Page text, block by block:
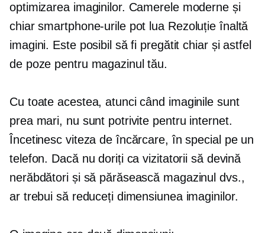
optimizarea imaginilor. Camerele moderne și
chiar smartphone-urile pot lua Rezoluție înaltă
imagini. Este posibil să fi pregătit chiar și astfel
de poze pentru magazinul tău.
Cu toate acestea, atunci când imaginile sunt
prea mari, nu sunt potrivite pentru internet.
Încetinesc viteza de încărcare, în special pe un
telefon. Dacă nu doriți ca vizitatorii să devină
nerăbdători și să părăsească magazinul dvs.,
ar trebui să reduceți dimensiunea imaginilor.